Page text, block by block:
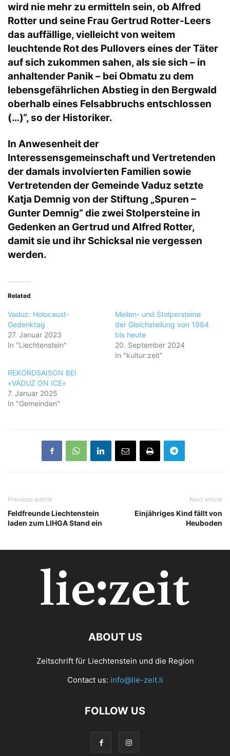
wird nie mehr zu ermitteln sein, ob Alfred
Rotter und seine Frau Gertrud Rotter-Leers
das auffällige, vielleicht von weitem
leuchtende Rot des Pullovers eines der Täter
auf sich zukommen sahen, als sie sich – in
anhaltender Panik – bei Obmatu zu dem
lebensgefährlichen Abstieg in den Bergwald
oberhalb eines Felsabbruchs entschlossen
(…)“, so der Historiker.
In Anwesenheit der
Interessensgemeinschaft und Vertretenden
der damals involvierten Familien sowie
Vertretenden der Gemeinde Vaduz setzte
Katja Demnig von der Stiftung „Spuren –
Gunter Demnig“ die zwei Stolpersteine in
Gedenken an Gertrud und Alfred Rotter,
damit sie und ihr Schicksal nie vergessen
werden.
Related
Vaduz: Holocaust-
Gedenktag
27. Januar 2023
In "Liechtenstein"
Meilen- und Stolpersteine
der Gleichstellung von 1984
bis heute
20. September 2024
In "kultur:zeit"
REKORDSAISON BEI
«VADUZ ON ICE»
7. Januar 2025
In "Gemeinden"
Previous article
Feldfreunde Liechtenstein
laden zum LIHGA Stand ein
Next article
Einjähriges Kind fällt von
Heuboden
ABOUT US
Zeitschrift für Liechtenstein und die Region
Contact us: info@lie-zeit.li
FOLLOW US